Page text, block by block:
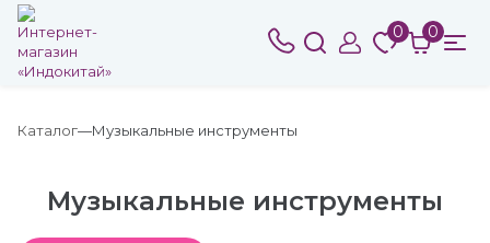
0 0
Каталог Музыкальные инструменты
Музыкальные инструменты